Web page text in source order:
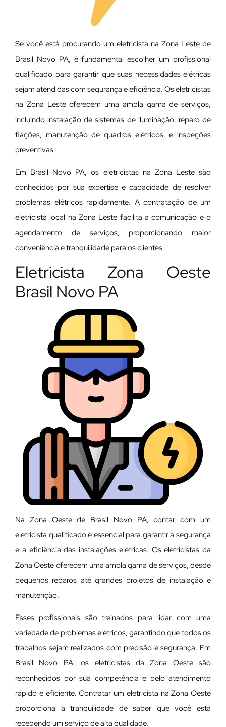
Se você está procurando um eletricista na Zona Leste de
Brasil Novo PA, é fundamental escolher um profissional
qualificado para garantir que suas necessidades elétricas
sejam atendidas com segurança e eficiência. Os eletricistas
na Zona Leste oferecem uma ampla gama de serviços,
incluindo instalação de sistemas de iluminação, reparo de
fiações, manutenção de quadros elétricos, e inspeções
preventivas.
Em Brasil Novo PA, os eletricistas na Zona Leste são
conhecidos por sua expertise e capacidade de resolver
problemas elétricos rapidamente. A contratação de um
eletricista local na Zona Leste facilita a comunicação e o
agendamento de serviços, proporcionando maior
conveniência e tranquilidade para os clientes.
Eletricista Zona Oeste
Brasil Novo PA
Na Zona Oeste de Brasil Novo PA, contar com um
eletricista qualificado é essencial para garantir a segurança
e a eficiência das instalações elétricas. Os eletricistas da
Zona Oeste oferecem uma ampla gama de serviços, desde
pequenos reparos até grandes projetos de instalação e
manutenção.
Esses profissionais são treinados para lidar com uma
variedade de problemas elétricos, garantindo que todos os
trabalhos sejam realizados com precisão e segurança. Em
Brasil Novo PA, os eletricistas da Zona Oeste são
reconhecidos por sua competência e pelo atendimento
rápido e eficiente. Contratar um eletricista na Zona Oeste
proporciona a tranquilidade de saber que você está
recebendo um serviço de alta qualidade.